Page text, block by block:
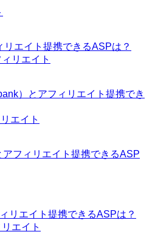
リエイト提携できるASPは？
リエイト
）とアフィリエイト提携でき
エイト
フィリエイト提携できるASP
リエイト提携できるASPは？
エイト